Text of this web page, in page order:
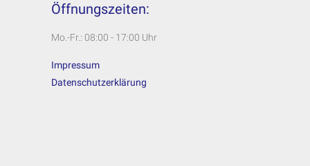
Öffnungszeiten:
Mo.-Fr.: 08:00 - 17:00 Uhr
Impressum
Datenschutzerklärung